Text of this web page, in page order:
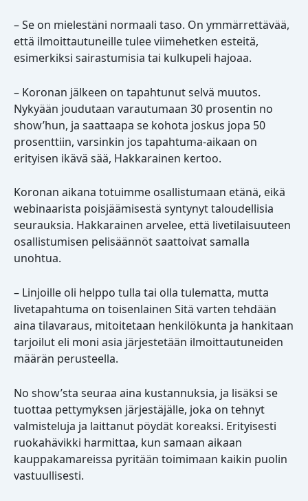
– Se on mielestäni normaali taso. On ymmärrettävää,
että ilmoittautuneille tulee viimehetken esteitä,
esimerkiksi sairastumisia tai kulkupeli hajoaa.
– Koronan jälkeen on tapahtunut selvä muutos.
Nykyään joudutaan varautumaan 30 prosentin no
show’hun, ja saattaapa se kohota joskus jopa 50
prosenttiin, varsinkin jos tapahtuma-aikaan on
erityisen ikävä sää, Hakkarainen kertoo.
Koronan aikana totuimme osallistumaan etänä, eikä
webinaarista poisjäämisestä syntynyt taloudellisia
seurauksia. Hakkarainen arvelee, että livetilaisuuteen
osallistumisen pelisäännöt saattoivat samalla
unohtua.
– Linjoille oli helppo tulla tai olla tulematta, mutta
livetapahtuma on toisenlainen Sitä varten tehdään
aina tilavaraus, mitoitetaan henkilökunta ja hankitaan
tarjoilut eli moni asia järjestetään ilmoittautuneiden
määrän perusteella.
No show’sta seuraa aina kustannuksia, ja lisäksi se
tuottaa pettymyksen järjestäjälle, joka on tehnyt
valmisteluja ja laittanut pöydät koreaksi. Erityisesti
ruokahävikki harmittaa, kun samaan aikaan
kauppakamareissa pyritään toimimaan kaikin puolin
vastuullisesti.